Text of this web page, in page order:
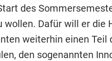
des
wollen. Dafür will er die
weiterhin einen
den sogenannten